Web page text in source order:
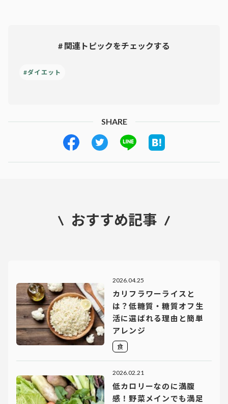
# 関連トピックをチェックする
#ダイエット
SHARE
おすすめ記事
2026.04.25
カリフラワーライスと
は？低糖質・糖質オフ生
活に選ばれる理由と簡単
アレンジ
食
2026.02.21
低カロリーなのに満腹
感！野菜メインでも満足